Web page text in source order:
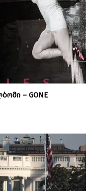
– GONE